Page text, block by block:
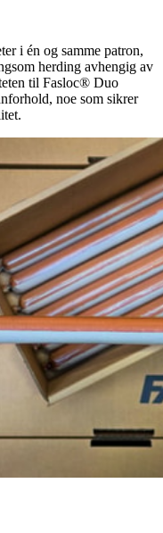
i én og samme patron,
herding avhengig av
til Fasloc® Duo
noe som sikrer